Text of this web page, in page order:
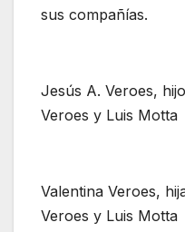
sus compañías.
Jesús A. Veroes,
Veroes y Luis Motta
Valentina Veroes,
Veroes y Luis Motta